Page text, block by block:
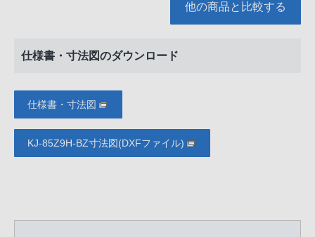
他の商品と比較する
仕様書・寸法図のダウンロード
仕様書・寸法図
KJ-85Z9H-BZ寸法図(DXFファイル)